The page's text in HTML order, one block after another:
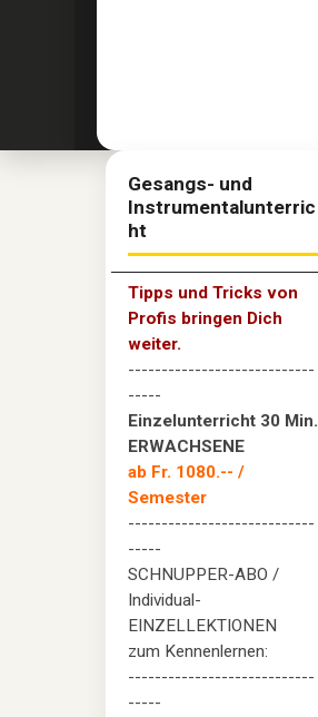
Gesangs- und
Instrumentalunterric
ht
Tipps und Tricks von
Profis bringen Dich
weiter.
----------------------------
-----
Einzelunterricht 30 Min.
ERWACHSENE
ab Fr. 1080.-- /
Semester
----------------------------
-----
SCHNUPPER-ABO /
Individual-
EINZELLEKTIONEN
zum Kennenlernen:
----------------------------
-----